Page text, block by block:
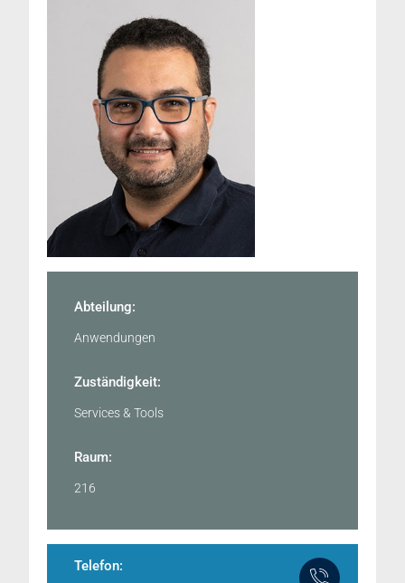
Abteilung:
Anwendungen
Zuständigkeit:
Services & Tools
Raum:
216
Telefon: